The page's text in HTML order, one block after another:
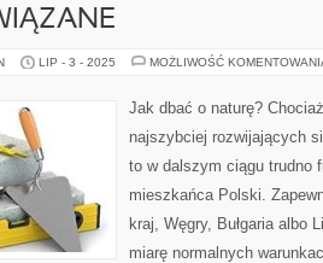
LIP - 3 - 2025 MOŻLIWOŚĆ
Jak dbać o naturę?
najszybciej rozwijających
to w dalszym ciągu trudno
mieszkańca Polski.
kraj, Węgry, Bułgaria albo
miarę normalnych